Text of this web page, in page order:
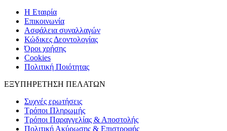
H Εταιρία
Eπικοινωνία
Ασφάλεια συναλλαγών
Κώδικες Δεοντολογίας
Όροι χρήσης
Cookies
Πολιτική Ποιότητας
ΕΞΥΠΗΡΕΤΗΣΗ ΠΕΛΑΤΩΝ
Συχνές ερωτήσεις
Τρόποι Πληρωμής
Τρόποι Παραγγελίας & Αποστολής
Πολιτική Ακύρωσης & Επιστροφής